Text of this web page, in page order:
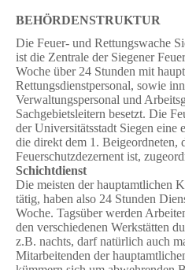
BEHÖRDENSTRUKTUR
Die Feuer- und Rettungswache
ist die Zentrale der Siegener
Woche über 24 Stunden mit
Rettungsdienstpersonal, sowie
Verwaltungspersonal und
Sachgebietsleitern besetzt. Die
der Universitätsstadt Siegen eine
die direkt dem 1. Beigeordneten,
Feuerschutzdezernent ist,
Schichtdienst
Die meisten der hauptamtlichen
tätig, haben also 24 Stunden
Woche. Tagsüber werden
den verschiedenen Werkstätten
z.B. nachts, darf natürlich auch
Mitarbeitenden der